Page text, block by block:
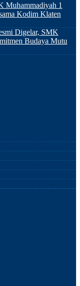
Muhammadiyah 1
Kodim Klaten
Digelar, SMK
Budaya Mutu